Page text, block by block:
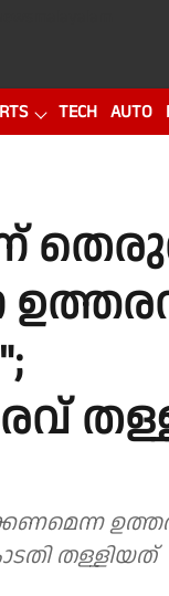
TECH AUTO
തള്ളിയത്